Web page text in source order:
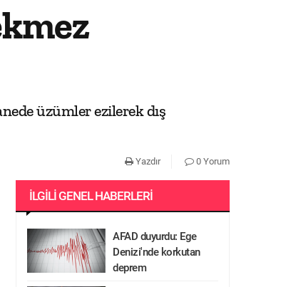
üzümler ezilerek dış
Yazdır 0 Yorum
İLGILI GENEL HABERLERI
AFAD duyurdu: Ege
Denizi'nde korkutan
deprem